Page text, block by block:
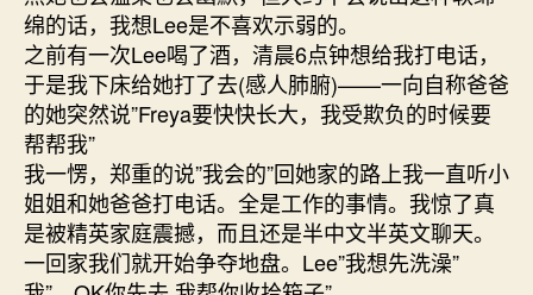
绵的话，我想Lee是不喜欢示弱的。
之前有一次Lee喝了酒，清晨6点钟想给我打电话，
于是我下床给她打了去(感人肺腑)——一向自称爸爸
的她突然说”Freya要快快长大，我受欺负的时候要
帮帮我”
我一愣，郑重的说”我会的”回她家的路上我一直听小
姐姐和她爸爸打电话。全是工作的事情。我惊了真
是被精英家庭震撼，而且还是半中文半英文聊天。
一回家我们就开始争夺地盘。Lee”我想先洗澡”